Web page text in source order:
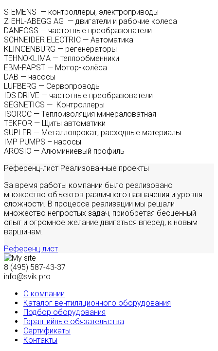
SIEMENS — контроллеры, электроприводы
ZIEHL-ABEGG AG — двигатели и рабочие колеса
DANFOSS — частотные преобразователи
SCHNEIDER ELECTRIC — Автоматика
KLINGENBURG — регенераторы
TEHNOKLIMA — теплообменники
EBM-PAPST — Мотор-колёса
DAB — насосы
LUFBERG — Сервопроводы
IDS DRIVE — частотные преобразователи
SEGNETICS — Контроллеры
ISOROC — Теплоизоляция минераловатная
TEKFOR — Щиты автоматики
SUPLER — Металлопрокат, расходные материалы
IMP PUMPS – насосы
AROSIO — Алюминиевый профиль
Референц-лист Реализованные проекты
За время работы компании было реализовано
множество объектов различного назначения и уровня
сложности. В процессе реализации мы решали
множество непростых задач, приобретая бесценный
опыт и огромное желание двигаться вперед, к новым
вершинам.
Референц лист
8 (495) 587-43-37
info@svik.pro
О компании
Каталог вентиляционного оборудования
Подбор оборудования
Гарантийные обязательства
Сертификаты
Контакты